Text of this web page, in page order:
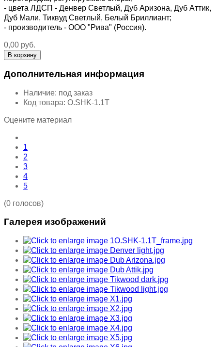
- цвета ЛДСП - Денвер Светлый, Дуб Аризона, Дуб Аттик,
Дуб Мали, Тиквуд Светлый, Белый Бриллиант;
- производитель - ООО "Рива" (Россия).
0,00 руб.
Дополнительная информация
Наличие: под заказ
Код товара: O.SHK-1.1T
Оцените материал
1
2
3
4
5
(0 голосов)
Галерея изображений